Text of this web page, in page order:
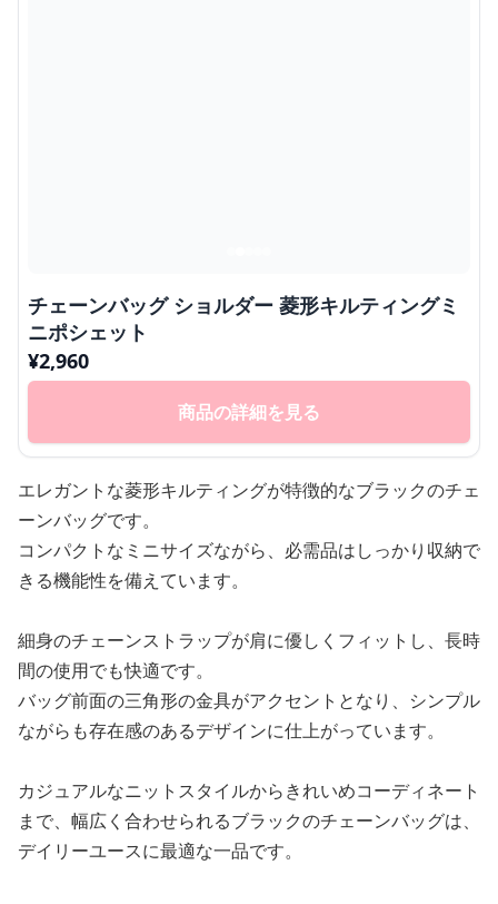
チェーンバッグ ショルダー 菱形キルティングミ
ニポシェット
¥2,960
商品の詳細を見る
エレガントな菱形キルティングが特徴的なブラックのチェ
ーンバッグです。
コンパクトなミニサイズながら、必需品はしっかり収納で
きる機能性を備えています。
細身のチェーンストラップが肩に優しくフィットし、長時
間の使用でも快適です。
バッグ前面の三角形の金具がアクセントとなり、シンプル
ながらも存在感のあるデザインに仕上がっています。
カジュアルなニットスタイルからきれいめコーディネート
まで、幅広く合わせられるブラックのチェーンバッグは、
デイリーユースに最適な一品です。